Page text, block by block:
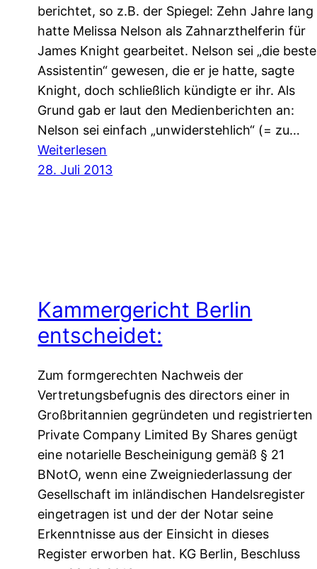
berichtet, so z.B. der Spiegel: Zehn Jahre lang
hatte Melissa Nelson als Zahnarzthelferin für
James Knight gearbeitet. Nelson sei „die beste
Assistentin“ gewesen, die er je hatte, sagte
Knight, doch schließlich kündigte er ihr. Als
Grund gab er laut den Medienberichten an:
Nelson sei einfach „unwiderstehlich“ (= zu…
Weiterlesen
Melissa
des
Deutschen
Arbeitsrechts
28. Juli 2013
Kammergericht Berlin
entscheidet:
Zum formgerechten Nachweis der
Vertretungsbefugnis des directors einer in
Großbritannien gegründeten und registrierten
Private Company Limited By Shares genügt
eine notarielle Bescheinigung gemäß § 21
BNotO, wenn eine Zweigniederlassung der
Gesellschaft im inländischen Handelsregister
eingetragen ist und der der Notar seine
Erkenntnisse aus der Einsicht in dieses
Register erworben hat. KG Berlin, Beschluss